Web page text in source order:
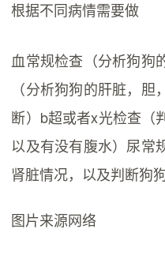
根据不同病情需要做
血常规检查（分析狗狗
（分析狗狗的肝脏，
断）b超或者x光检查（
以及有没有腹水）尿常
肾脏情况，以及判断狗
图片来源网络